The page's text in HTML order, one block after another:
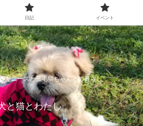
キニーズと三毛猫ちゃんとの暮らし
と猫とわたし
日記 イベント